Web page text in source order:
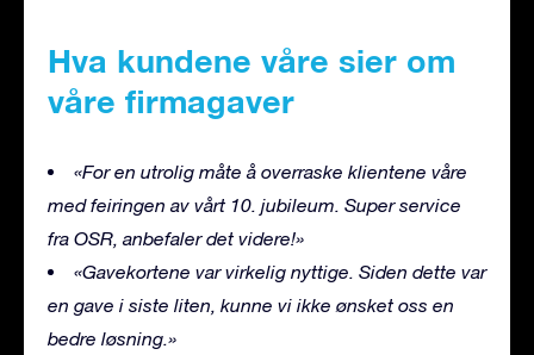
Hva kundene våre sier om
våre firmagaver
«For en utrolig måte å overraske klientene våre
med feiringen av vårt 10. jubileum. Super service
fra OSR, anbefaler det videre!»
«Gavekortene var virkelig nyttige. Siden dette var
en gave i siste liten, kunne vi ikke ønsket oss en
bedre løsning.»